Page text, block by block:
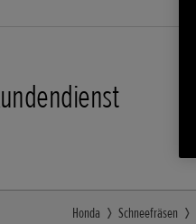
Honda Schneefräsen